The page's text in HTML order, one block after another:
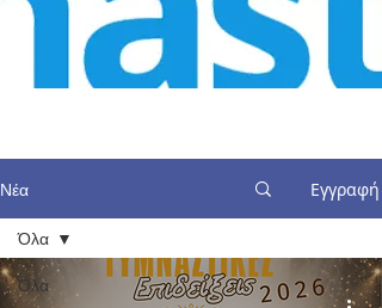
Νέα Εγγραφή
Όλα
Όλα